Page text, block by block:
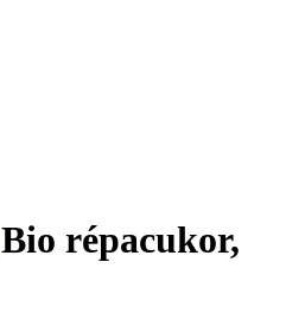
Bio répacukor,